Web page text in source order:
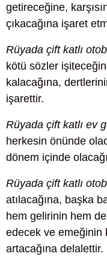
getireceğine,
çıkacağına işaret
Rüyada çift katlı
kötü sözler
kalacağına,
işarettir.
Rüyada çift katlı ev
herkesin önünde
dönem içinde
Rüyada çift katlı
atılacağına, başka
hem gelirinin hem
edecek ve emeğinin
artacağına delalettir.